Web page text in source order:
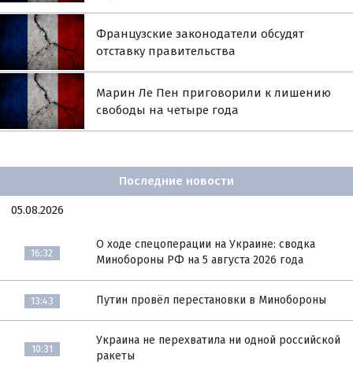
Французские законодатели обсудят
отставку правительства
Марин Ле Пен приговорили к лишению
свободы на четыре года
Последние новости
05.08.2026
16:32
О ходе спецоперации на Украине: сводка
Минобороны РФ на 5 августа 2026 года
13:43 Путин провёл перестановки в Минобороны
10:31
Украина не перехватила ни одной российской
ракеты